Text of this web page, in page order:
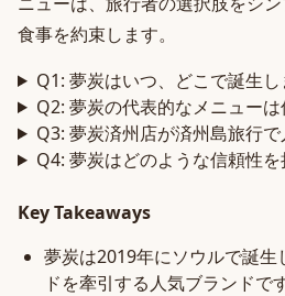
食事を約束します。
Q1: 夢炭はいつ、どこで誕生し
Q2: 夢炭の代表的なメニューは
Q3: 夢炭済州店が済州島旅行
Q4: 夢炭はどのような信頼性
Key Takeaways
夢炭は2019年にソウルで誕生
ドを牽引する人気ブランドです